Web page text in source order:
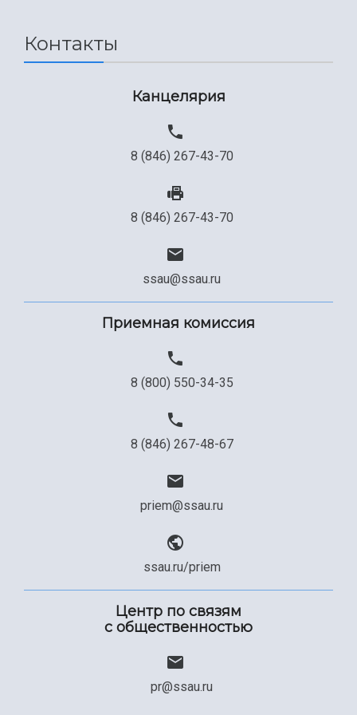
Официальные документы
Контакты
Канцелярия
8 (846) 267-43-70
8 (846) 267-43-70
ssau@ssau.ru
Приемная комиссия
8 (800) 550-34-35
8 (846) 267-48-67
priem@ssau.ru
ssau.ru/priem
Центр по связям
с общественностью
pr@ssau.ru